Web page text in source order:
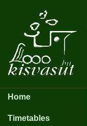
Home
Timetables